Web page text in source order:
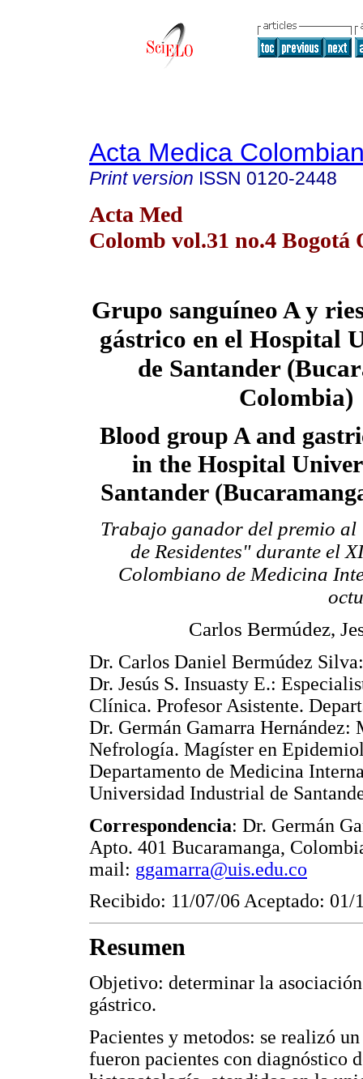
Acta Medica
Print version ISSN 0120-2448
Acta Med
Colomb vol.31 no.4 Bogotá
Grupo sanguíneo A y
gástrico en el Hospital
de Santander
Colombia)
Blood group A and
in the Hospital
Santander
Trabajo ganador del premio
de Residentes" durante el
Colombiano de Medicina
Carlos Bermúdez,
Dr. Carlos Daniel Bermúdez
Dr. Jesús S. Insuasty E.:
Clínica. Profesor Asistente.
Dr. Germán Gamarra
Nefrología. Magíster en
Departamento de Medicina
Universidad Industrial de
Correspondencia: Dr. Germán
Apto. 401 Bucaramanga,
mail: ggamarra@uis.edu.co
Recibido: 11/07/06 Aceptado: 01/
Resumen
Objetivo: determinar la
gástrico.
Pacientes y metodos: se realizó
fueron pacientes con diagnóstico